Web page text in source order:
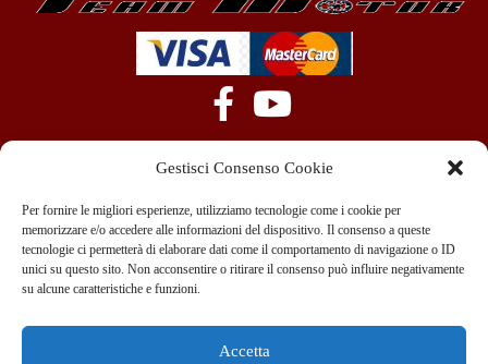
Gestisci Consenso Cookie
Per fornire le migliori esperienze, utilizziamo tecnologie come i cookie per
memorizzare e/o accedere alle informazioni del dispositivo. Il consenso a queste
tecnologie ci permetterà di elaborare dati come il comportamento di navigazione o ID
unici su questo sito. Non acconsentire o ritirare il consenso può influire negativamente
su alcune caratteristiche e funzioni.
Accetta
+39 351 970 89 33
info@teammotor.it